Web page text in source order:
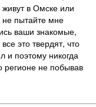
живут в Омске или
пытайте мне
ваши знакомые,
это твердят, что
и поэтому никогда
регионе не побывав